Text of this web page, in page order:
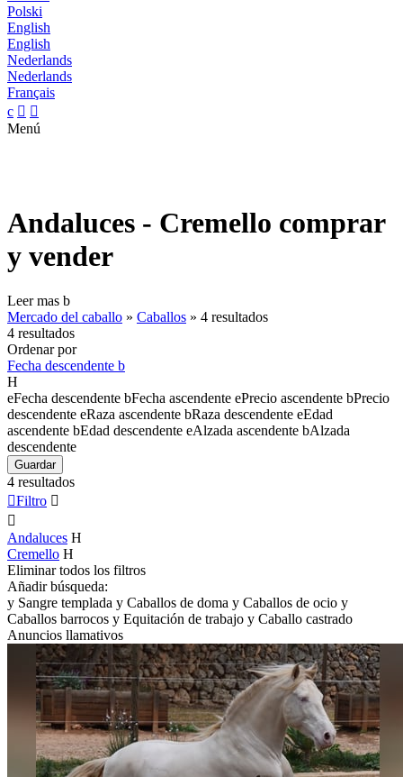
Polski
English
English
Nederlands
Nederlands
Français
c  
Menú
Andaluces - Cremello comprar
y vender
Leer mas b
Mercado del caballo » Caballos » 4 resultados
4 resultados
Ordenar por
Fecha descendente b
H
eFecha descendente bFecha ascendente ePrecio ascendente bPrecio
descendente eRaza ascendente bRaza descendente eEdad
ascendente bEdad descendente eAlzada ascendente bAlzada
descendente
Guardar
4 resultados
Filtro 

Andaluces H
Cremello H
Eliminar todos los filtros
Añadir búsqueda:
y Sangre templada y Caballos de doma y Caballos de ocio y
Caballos barrocos y Equitación de trabajo y Caballo castrado
Anuncios llamativos